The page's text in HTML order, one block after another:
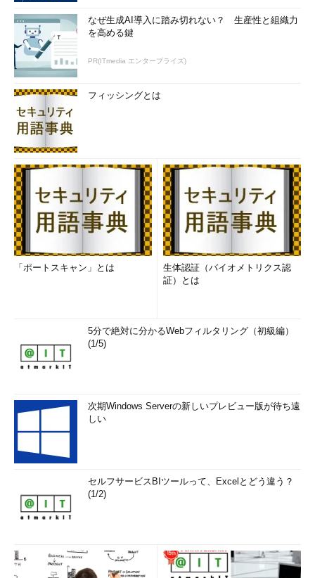
なぜ生成AI導入に踏み切れない？ 生産性と組織力
を高める鍵
PR(ITmedia エンタープライズ)
フィッシングとは
「ポートスキャン」とは
生体認証（バイオメトリクス認
証）とは
5分で絶対に分かるWebフィルタリング（初級編）
(1/5)
次期Windows Serverの新しいプレビュー版が待ち遠
しい
セルフサービスBIツールって、Excelとどう違う？
(1/2)